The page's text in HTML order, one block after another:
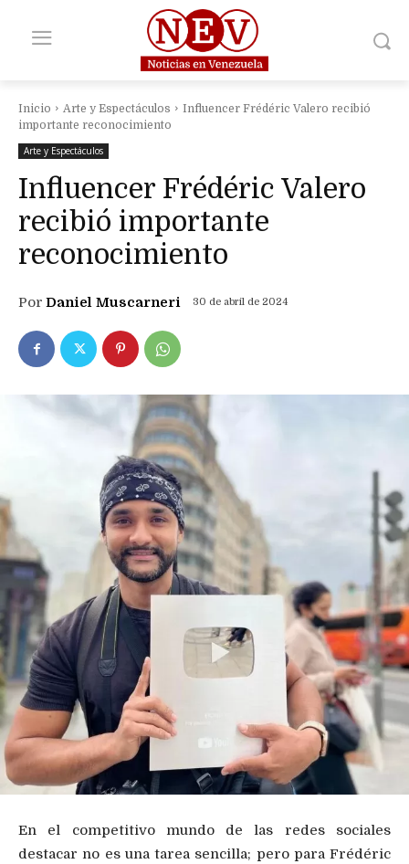
Inicio Arte y Espectáculos
Influencer Frédéric Valero recibió
importante reconocimiento
Arte y Espectáculos
Influencer Frédéric Valero
recibió importante
reconocimiento
Por Daniel Muscarneri 30 de abril de 2024
En el competitivo mundo de las redes sociales
destacar no es una tarea sencilla; pero para Frédéric